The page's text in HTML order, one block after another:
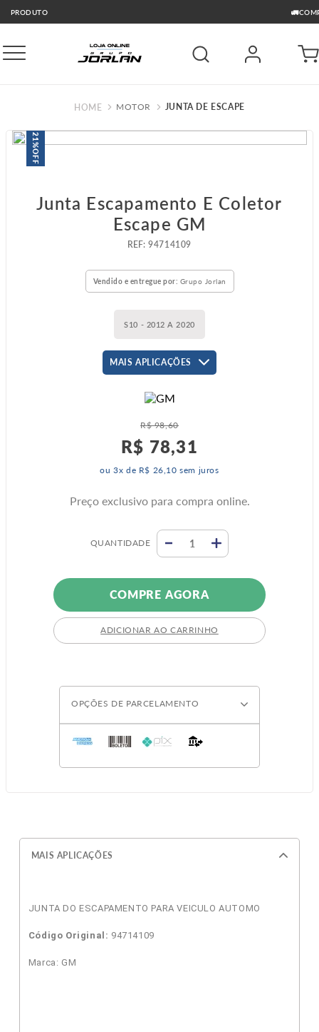
MOTOR JUNTA DE ESCAPE
21%
OFF
Junta Escapamento E Coletor
Escape GM
:94714109
Vendido e entregue por: Grupo Jorlan
S10 - 2012 A 2020
MAIS APLICAÇÕES
R$ 98,60
R$ 78,31
ou3x de R$ 26 10 sem juros
Preço exclusivo para compra online.
QUANTIDADE
COMPRE AGORA
ADICIONAR AO CARRINHO
OPÇÕES DE PARCELAMENTO
MAIS APLICAÇÕES
JUNTA DO ESCAPAMENTO PARA VEICULO AUTOMO
Código Original: 94714109
Marca: GM